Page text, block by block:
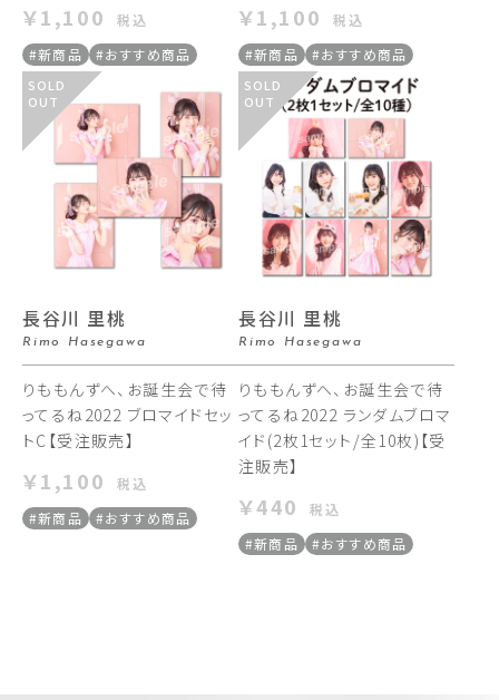
￥1,100
税込
#新商品
#おすすめ商品
￥1,100
税込
#新商品
#おすすめ商品
SOLD
OUT
長谷川 里桃
Rimo Hasegawa
りももんずへ、お誕生会で待
ってるね2022 ブロマイドセッ
トC【受注販売】
￥1,100
税込
#新商品
#おすすめ商品
SOLD
OUT
長谷川 里桃
Rimo Hasegawa
りももんずへ、お誕生会で待
ってるね2022 ランダムブロマ
イド(2枚1セット/全10枚)【受
注販売】
￥440
税込
#新商品
#おすすめ商品